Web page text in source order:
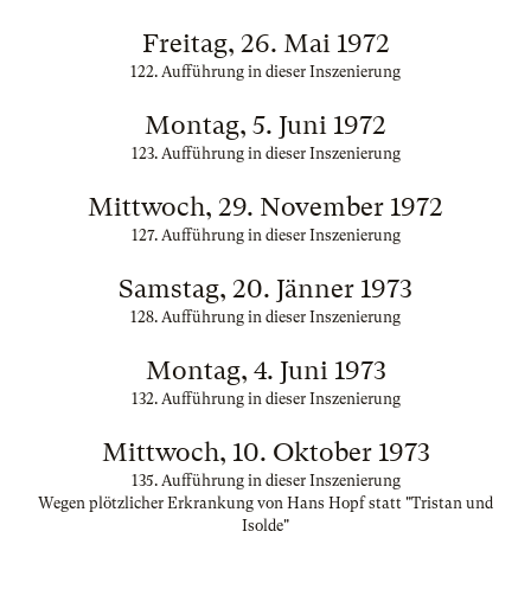
Freitag, 26. Mai 1972
122. Aufführung in dieser Inszenierung
Montag, 5. Juni 1972
123. Aufführung in dieser Inszenierung
Mittwoch, 29. November 1972
127. Aufführung in dieser Inszenierung
Samstag, 20. Jänner 1973
128. Aufführung in dieser Inszenierung
Montag, 4. Juni 1973
132. Aufführung in dieser Inszenierung
Mittwoch, 10. Oktober 1973
135. Aufführung in dieser Inszenierung
Wegen plötzlicher Erkrankung von Hans Hopf statt "Tristan und
Isolde"